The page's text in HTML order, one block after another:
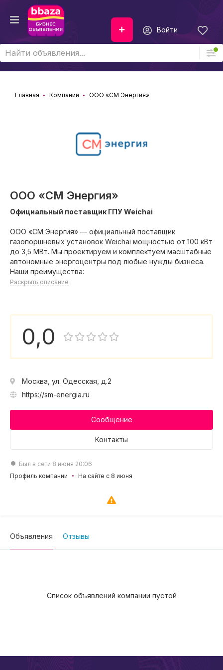
Войти
Главная Компании ООО «СМ Энергия»
ООО «СМ Энергия»
Официальный поставщик ГПУ Weichai
ООО «СМ Энергия» — официальный поставщик
газопоршневых установок Weichai мощностью от 100 кВт
до 3,5 МВт. Мы проектируем и комплектуем масштабные
автономные энергоцентры под любые нужды бизнеса.
Наши преимущества:
Раскрыть описание
0,0
Москва, ул. Одесская, д.2
https://sm-energia.ru
Сообщение
Контакты
Был в сети 8 июня 20:06
Профиль компании
На сайте с 8 июня
Объявления Отзывы
Список объявлений компании пустой